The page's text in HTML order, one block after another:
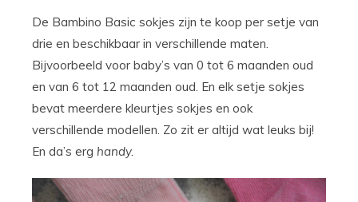
De Bambino Basic sokjes zijn te koop per setje van
drie en beschikbaar in verschillende maten.
Bijvoorbeeld voor baby’s van 0 tot 6 maanden oud
en van 6 tot 12 maanden oud. En elk setje sokjes
bevat meerdere kleurtjes sokjes en ook
verschillende modellen. Zo zit er altijd wat leuks bij!
En da’s erg handy.